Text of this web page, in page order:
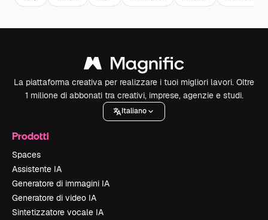
La piattaforma creativa per realizzare i tuoi migliori lavori. Oltre
1 milione di abbonati tra creativi, imprese, agenzie e studi.
Italiano
Prodotti
Spaces
Assistente IA
Generatore di immagini IA
Generatore di video IA
Sintetizzatore vocale IA